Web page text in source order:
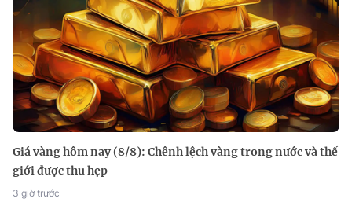
Giá vàng hôm nay (8/8): Chênh lệch vàng trong nước và thế
giới được thu hẹp
3 giờ trước